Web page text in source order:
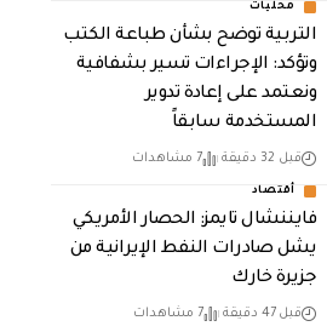
محليات
التربية توضح بشأن طباعة الكتب
وتؤكد: الإجراءات تسير بشفافية
ونعتمد على إعادة تدوير
المستخدمة سابقاً
قبل 32 دقيقة 7 مشاهدات
أقتصاد
فايننشال تايمز: الحصار الأمريكي
يشل صادرات النفط الإيرانية من
جزيرة خارك
قبل 47 دقيقة 7 مشاهدات